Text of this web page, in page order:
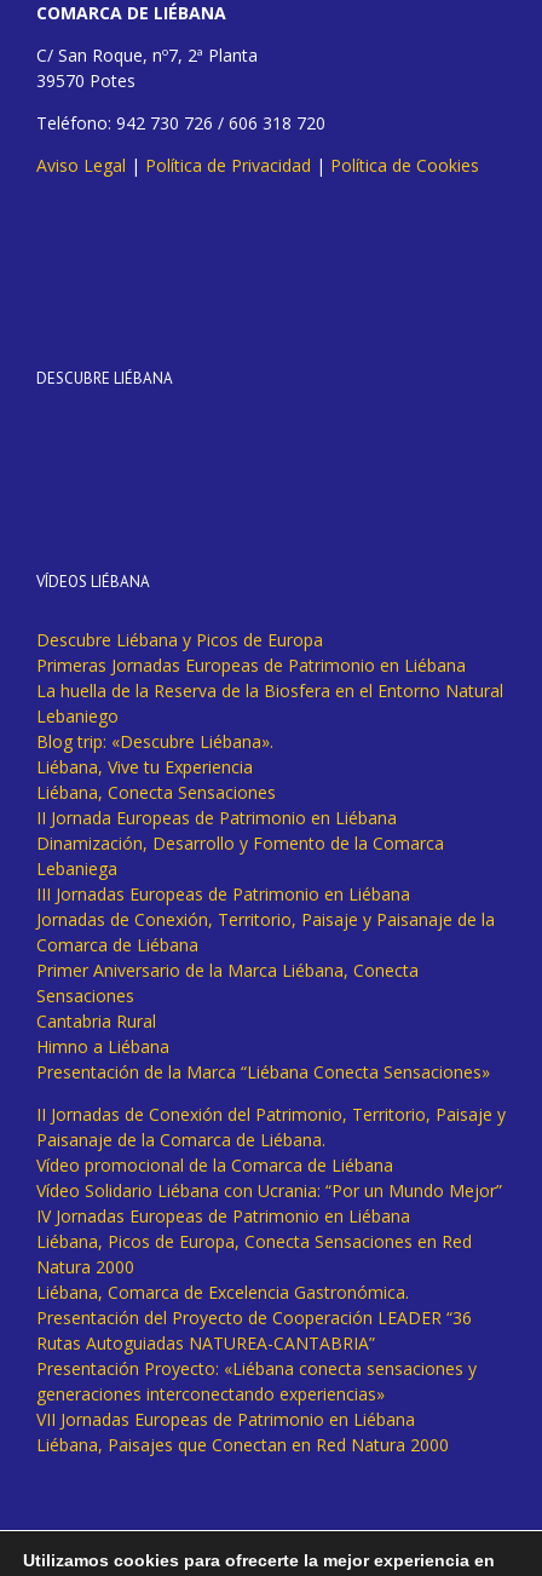
COMARCA DE LIÉBANA
C/ San Roque, nº7, 2ª Planta
39570 Potes
Teléfono: 942 730 726 / 606 318 720
Aviso Legal | Política de Privacidad | Política de Cookies
DESCUBRE LIÉBANA
VÍDEOS LIÉBANA
Descubre Liébana y Picos de Europa
Primeras Jornadas Europeas de Patrimonio en Liébana
La huella de la Reserva de la Biosfera en el Entorno Natural
Lebaniego
Blog trip: «Descubre Liébana».
Liébana, Vive tu Experiencia
Liébana, Conecta Sensaciones
II Jornada Europeas de Patrimonio en Liébana
Dinamización, Desarrollo y Fomento de la Comarca
Lebaniega
III Jornadas Europeas de Patrimonio en Liébana
Jornadas de Conexión, Territorio, Paisaje y Paisanaje de la
Comarca de Liébana
Primer Aniversario de la Marca Liébana, Conecta
Sensaciones
Cantabria Rural
Himno a Liébana
Presentación de la Marca “Liébana Conecta Sensaciones»
II Jornadas de Conexión del Patrimonio, Territorio, Paisaje y
Paisanaje de la Comarca de Liébana.
Vídeo promocional de la Comarca de Liébana
Vídeo Solidario Liébana con Ucrania: “Por un Mundo Mejor”
IV Jornadas Europeas de Patrimonio en Liébana
Liébana, Picos de Europa, Conecta Sensaciones en Red
Natura 2000
Liébana, Comarca de Excelencia Gastronómica.
Presentación del Proyecto de Cooperación LEADER “36
Rutas Autoguiadas NATUREA-CANTABRIA”
Presentación Proyecto: «Liébana conecta sensaciones y
generaciones interconectando experiencias»
VII Jornadas Europeas de Patrimonio en Liébana
Liébana, Paisajes que Conectan en Red Natura 2000
Utilizamos cookies para ofrecerte la mejor experiencia en